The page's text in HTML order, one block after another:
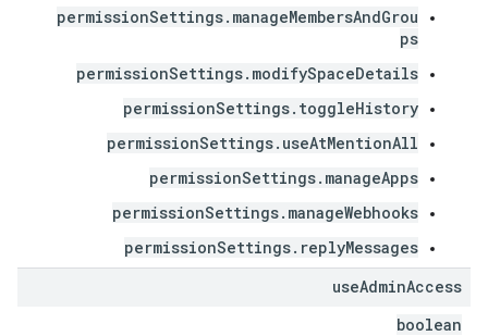
permissionSettings.manageMembersAndGrou
ps
permissionSettings.modifySpaceDetails
permissionSettings.toggleHistory
permissionSettings.useAtMentionAll
permissionSettings.manageApps
permissionSettings.manageWebhooks
permissionSettings.replyMessages
useAdminAccess
boolean